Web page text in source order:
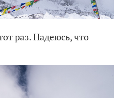
раз. Надеюсь, что